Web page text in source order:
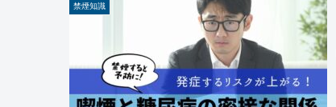
禁煙知識